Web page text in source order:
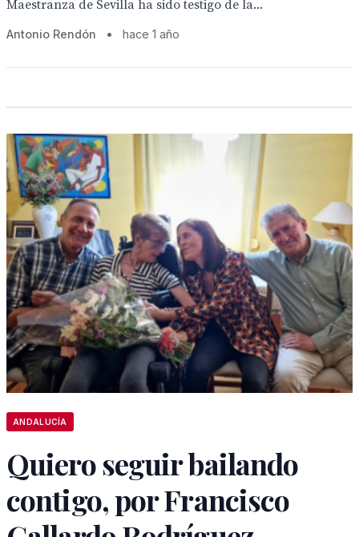
Maestranza de Sevilla ha sido testigo de la...
Antonio Rendón • hace 1 año
ANDALUCÍA
Quiero seguir bailando
contigo, por Francisco